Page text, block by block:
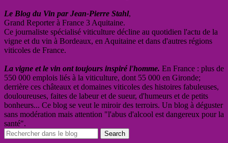
Le Blog du Vin par Jean-Pierre Stahl,
Grand Reporter à France 3 Aquitaine.
Ce journaliste spécialisé viticulture décline au quotidien l'actu de la
vigne et du vin à Bordeaux, en Aquitaine et dans d'autres régions
viticoles de France.
La vigne et le vin ont toujours inspiré l'homme. En France : plus de
550 000 emplois liés à la viticulture, dont 55 000 en Gironde;
derrière ces châteaux et domaines viticoles des histoires fabuleuses,
douloureuses, faites de labeur et de sueur, d'humeurs et de petits
bonheurs... Ce blog se veut le miroir des terroirs. Un blog à déguster
sans modération mais attention "l'abus d'alcool est dangereux pour la
santé".